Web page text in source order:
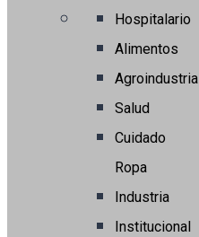
Hospitalario
Alimentos
Agroindustria
Salud
Cuidado
Ropa
Industria
Institucional